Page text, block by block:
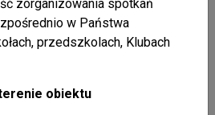
lemkovskej kuchyne,
a propagáciu spoločného
POS vo Svidníku. V tom výmena
zorganizowania spotkań
w Państwa
przedszkolach, Klubach
obiektu